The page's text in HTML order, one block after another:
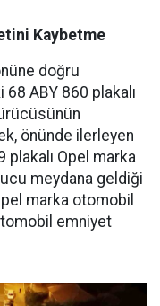
Kaybetme
doğru
ABY 860 plakalı
önünde ilerleyen
plakalı Opel marka
meydana geldiği
marka otomobil
emniyet